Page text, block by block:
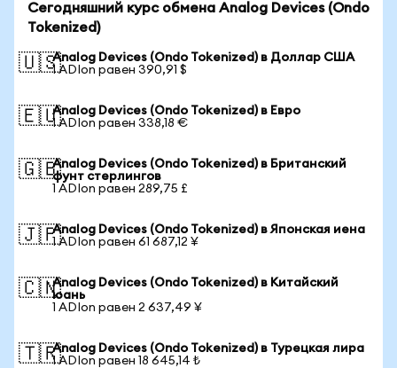
Сегодняшний курс обмена Analog Devices (Ondo
Tokenized)
🇺🇸Analog Devices (Ondo Tokenized) в Доллар США
1 ADIon равен 390,91 $
🇪🇺Analog Devices (Ondo Tokenized) в Евро
1 ADIon равен 338,18 €
🇬🇧Analog Devices (Ondo Tokenized) в Британский
фунт стерлингов
1 ADIon равен 289,75 £
🇯🇵Analog Devices (Ondo Tokenized) в Японская иена
1 ADIon равен 61 687,12 ¥
🇨🇳Analog Devices (Ondo Tokenized) в Китайский
юань
1 ADIon равен 2 637,49 ¥
🇹🇷Analog Devices (Ondo Tokenized) в Турецкая лира
1 ADIon равен 18 645,14 ₺